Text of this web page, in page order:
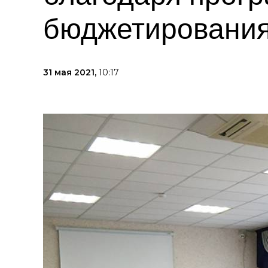
31 мая 2021, 10:17